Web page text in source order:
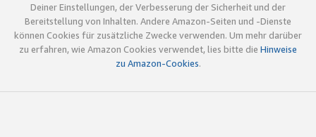
Deiner Einstellungen, der Verbesserung der Sicherheit und der
Bereitstellung von Inhalten. Andere Amazon-Seiten und -Dienste
können Cookies für zusätzliche Zwecke verwenden. Um mehr darüber
zu erfahren, wie Amazon Cookies verwendet, lies bitte die Hinweise
zu Amazon-Cookies.